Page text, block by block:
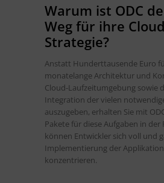
Warum ist ODC
Weg für ihre
Strategie?
Anstatt Hunderttausende Euro
monatelange Architektur und
Cloud-Laufzeitumgebung sowie
Integration der vielen
auszugeben, erhalten Sie mit
Pakete für diese Aufgaben in der
können Entwickler sich voll und
Implementierung der
konzentrieren.